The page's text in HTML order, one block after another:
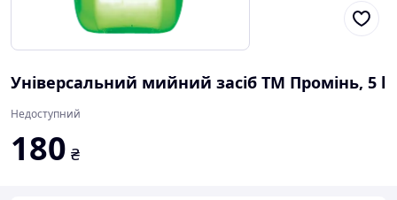
Універсальний мийний засіб ТМ Промінь, 5 l
Недоступний
180 ₴